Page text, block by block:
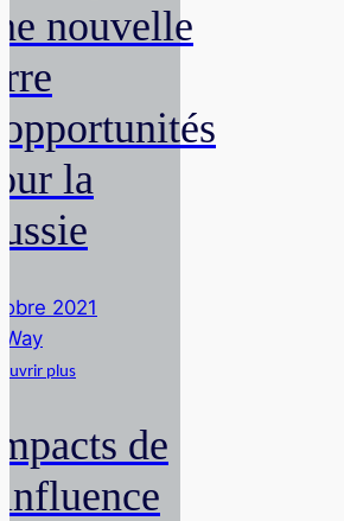
nouvelle
la
2021
plus
de